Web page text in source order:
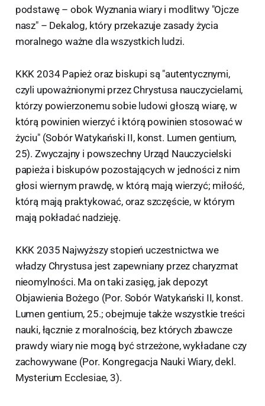
podstawę – obok Wyznania wiary i modlitwy "Ojcze
nasz" – Dekalog, który przekazuje zasady życia
moralnego ważne dla wszystkich ludzi.
KKK 2034 Papież oraz biskupi są "autentycznymi,
czyli upoważnionymi przez Chrystusa nauczycielami,
którzy powierzonemu sobie ludowi głoszą wiarę, w
którą powinien wierzyć i którą powinien stosować w
życiu" (Sobór Watykański II, konst. Lumen gentium,
25). Zwyczajny i powszechny Urząd Nauczycielski
papieża i biskupów pozostających w jedności z nim
głosi wiernym prawdę, w którą mają wierzyć; miłość,
którą mają praktykować, oraz szczęście, w którym
mają pokładać nadzieję.
KKK 2035 Najwyższy stopień uczestnictwa we
władzy Chrystusa jest zapewniany przez charyzmat
nieomylności. Ma on taki zasięg, jak depozyt
Objawienia Bożego (Por. Sobór Watykański II, konst.
Lumen gentium, 25.; obejmuje także wszystkie treści
nauki, łącznie z moralnością, bez których zbawcze
prawdy wiary nie mogą być strzeżone, wykładane czy
zachowywane (Por. Kongregacja Nauki Wiary, dekl.
Mysterium Ecclesiae, 3).